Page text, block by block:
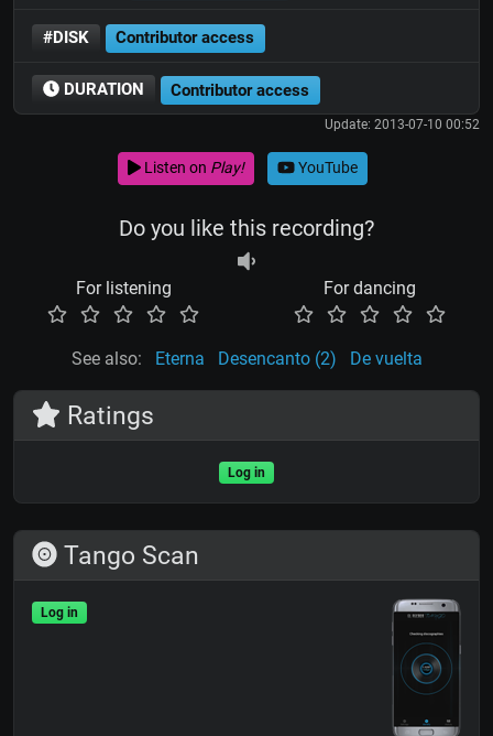
#DISK Contributor access
DURATION Contributor access
Update: 2013-07-10 00:52
Listen on Play! YouTube
Do you like this recording?
For listening For dancing
See also: Eterna Desencanto (2) De vuelta
Ratings
Log in
Tango Scan
Log in